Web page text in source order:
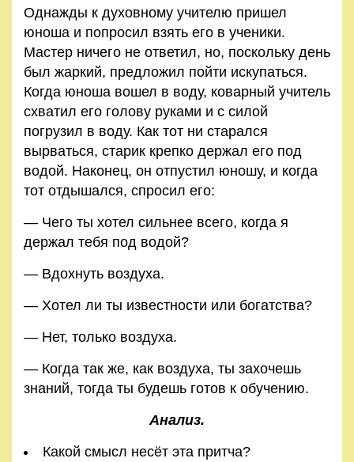
Контакты
Правила
Политика
конфиденциальности
Однажды к духовному учителю пришел
юноша и попросил взять его в ученики.
Мастер ничего не ответил, но, поскольку день
был жаркий, предложил пойти искупаться.
Когда юноша вошел в воду, коварный учитель
схватил его голову руками и с силой
погрузил в воду. Как тот ни старался
вырваться, старик крепко держал его под
водой. Наконец, он отпустил юношу, и когда
тот отдышался, спросил его:
— Чего ты хотел сильнее всего, когда я
держал тебя под водой?
— Вдохнуть воздуха.
— Хотел ли ты известности или богатства?
— Нет, только воздуха.
— Когда так же, как воздуха, ты захочешь
знаний, тогда ты будешь готов к обучению.
Анализ.
Какой смысл несёт эта притча?